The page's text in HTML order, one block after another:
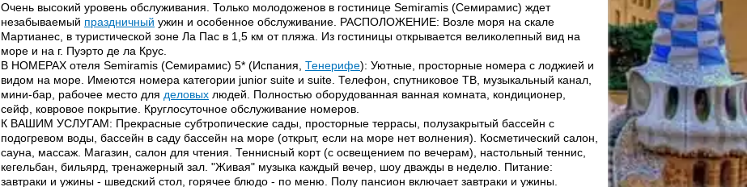
Очень высокий уровень обслуживания. Только молодоженов в гостинице Semiramis (Семирамис) ждет
незабываемый праздничный ужин и особенное обслуживание. РАСПОЛОЖЕНИЕ: Возле моря на скале
Мартианес, в туристической зоне Ла Пас в 1,5 км от пляжа. Из гостиницы открывается великолепный вид на
море и на г. Пуэрто де ла Крус.
В НОМЕРАХ отеля Semiramis (Семирамис) 5* (Испания, Тенерифе): Уютные, просторные номера с лоджией и
видом на море. Имеются номера категории junior suite и suite. Телефон, спутниковое ТВ, музыкальный канал,
мини-бар, рабочее место для деловых людей. Полностью оборудованная ванная комната, кондиционер,
сейф, ковровое покрытие. Круглосуточное обслуживание номеров.
К ВАШИМ УСЛУГАМ: Прекрасные субтропические сады, просторные террасы, полузакрытый бассейн с
подогревом воды, бассейн в саду бассейн на море (открыт, если на море нет волнения). Косметический салон,
сауна, массаж. Магазин, салон для чтения. Теннисный корт (с освещением по вечерам), настольный теннис,
кегельбан, бильярд, тренажерный зал. "Живая" музыка каждый вечер, шоу дважды в неделю. Питание:
завтраки и ужины - шведский стол, горячее блюдо - по меню. Полу пансион включает завтраки и ужины.